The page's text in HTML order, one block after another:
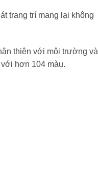
trang trí mang lại không
thiện với môi trường và
hơn 104 màu.